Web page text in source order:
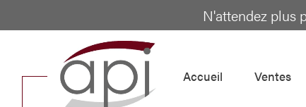
N'attendez plus
accueil ventes